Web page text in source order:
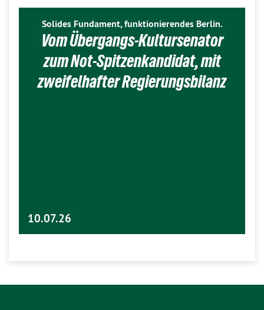
Solides Fundament, funktionierendes Berlin.
Vom Übergangs-Kultursenator
zum Not-Spitzenkandidat, mit
zweifelhafter Regierungsbilanz
10.07.26